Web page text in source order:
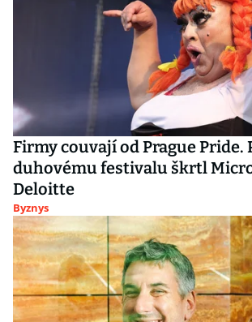
Firmy couvají od Prague Pride.
duhovému festivalu škrtl
Deloitte
Byznys